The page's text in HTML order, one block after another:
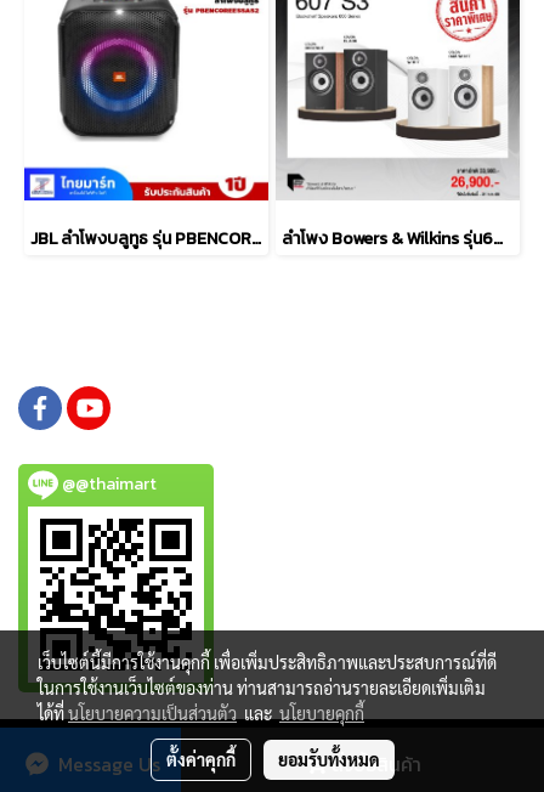
สั่งซื้อสินค้า
Message Us
JBL ลำโพงบลูทูธ รุ่น PBENCOREESSAS2-Black ลำโพง Bowers & Wilkins รุ่น607 S3
@@thaimart
Copy right by www.thaimartonline.com
เว็บไซต์นี้มีการใช้งานคุกกี้ เพื่อเพิ่มประสิทธิภาพและประสบการณ์ที่ดี
ในการใช้งานเว็บไซต์ของท่าน ท่านสามารถอ่านรายละเอียดเพิ่มเติม
ได้ที่นโยบายความเป็นส่วนตัว และ นโยบายคุกกี้
ตั้งค่าคุกกี้ ยอมรับทั้งหมด